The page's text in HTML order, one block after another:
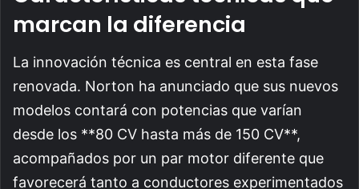
marcan la diferencia
La innovación técnica es central en esta fase
renovada. Norton ha anunciado que sus nuevos
modelos contará con potencias que varían
desde los **80 CV hasta más de 150 CV**,
acompañados por un par motor diferente que
favorecerá tanto a conductores experimentados